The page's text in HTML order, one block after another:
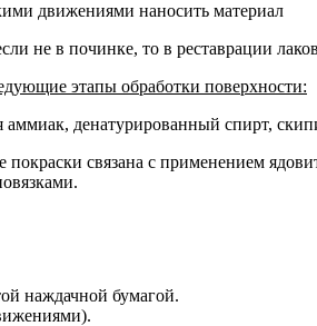
движениями наносить материал
не в починке, то в реставрации
этапы обработки поверхности:
аммиак, денатурированный спирт,
связана с применением
наждачной бумагой.